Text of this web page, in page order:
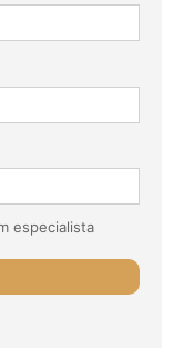
especialista